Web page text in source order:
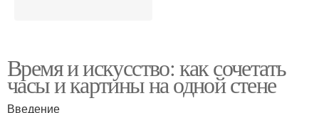
Время и искусство: как сочетать
часы и картины на одной стене
Введение